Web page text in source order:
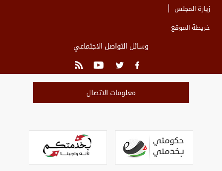
زيارة المجلس
خريطة الموقع
وسائل التواصل الاجتماعي
معلومات الاتصال